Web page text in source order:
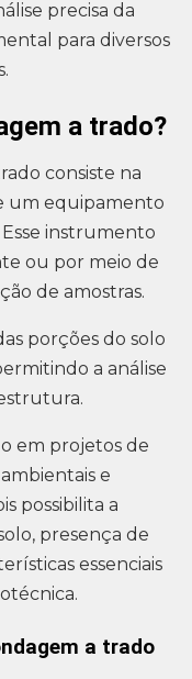
precisa da
para diversos
a trado?
consiste na
um equipamento
instrumento
ou por meio de
de amostras.
porções do solo
a análise
em projetos de
e
possibilita a
presença de
essenciais
a trado